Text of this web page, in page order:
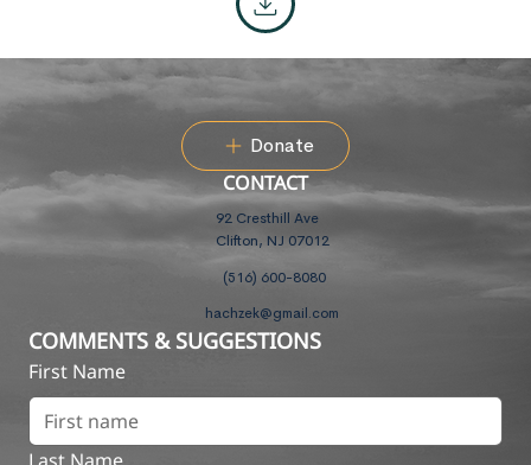
Donate
CONTACT
92 Cresthill Ave
Clifton, NJ 07012
(516) 600-8080
hachzek@gmail.com
COMMENTS & SUGGESTIONS
First Name